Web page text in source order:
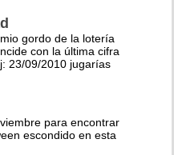
gordo de la lotería
con la última cifra
23/09/2010 jugarías
para encontrar
escondido en esta